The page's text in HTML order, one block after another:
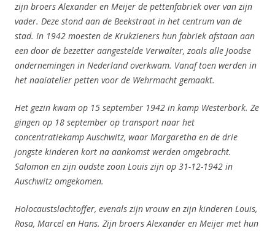
zijn broers Alexander en Meijer de pettenfabriek over van zijn
vader. Deze stond aan de Beekstraat in het centrum van de
stad. In 1942 moesten de Krukzieners hun fabriek afstaan aan
een door de bezetter aangestelde Verwalter, zoals alle Joodse
ondernemingen in Nederland overkwam. Vanaf toen werden in
het naaiatelier petten voor de Wehrmacht gemaakt.
Het gezin kwam op 15 september 1942 in kamp Westerbork. Ze
gingen op 18 september op transport naar het
concentratiekamp Auschwitz, waar Margaretha en de drie
jongste kinderen kort na aankomst werden omgebracht.
Salomon en zijn oudste zoon Louis zijn op 31-12-1942 in
Auschwitz omgekomen.
Holocaustslachtoffer, evenals zijn vrouw en zijn kinderen Louis,
Rosa, Marcel en Hans. Zijn broers Alexander en Meijer met hun